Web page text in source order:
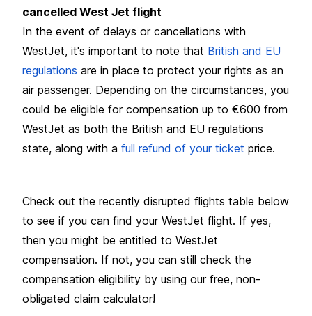
cancelled West Jet flight
In the event of delays or cancellations with
WestJet, it's important to note that British and EU
regulations are in place to protect your rights as an
air passenger. Depending on the circumstances, you
could be eligible for compensation up to €600 from
WestJet as both the British and EU regulations
state, along with a full refund of your ticket price.
Check out the recently disrupted flights table below
to see if you can find your WestJet flight. If yes,
then you might be entitled to WestJet
compensation. If not, you can still check the
compensation eligibility by using our free, non-
obligated claim calculator!